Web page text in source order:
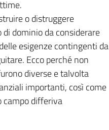
o distruggere
dominio da considerare
esigenze contingenti da
Ecco perché non
diverse e talvolta
importanti, così come
campo differiva